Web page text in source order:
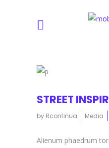
STREET
by Rcontinua Media
Alienum phaedrum